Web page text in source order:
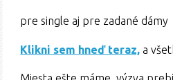
pre single aj pre zadané dámy
Klikni sem hneď teraz, a